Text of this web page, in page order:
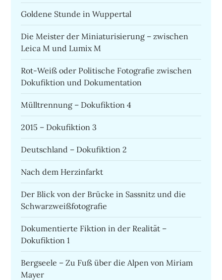
Goldene Stunde in Wuppertal
Die Meister der Miniaturisierung – zwischen
Leica M und Lumix M
Rot-Weiß oder Politische Fotografie zwischen
Dokufiktion und Dokumentation
Mülltrennung – Dokufiktion 4
2015 – Dokufiktion 3
Deutschland – Dokufiktion 2
Nach dem Herzinfarkt
Der Blick von der Brücke in Sassnitz und die
Schwarzweißfotografie
Dokumentierte Fiktion in der Realität –
Dokufiktion 1
Bergseele – Zu Fuß über die Alpen von Miriam
Mayer